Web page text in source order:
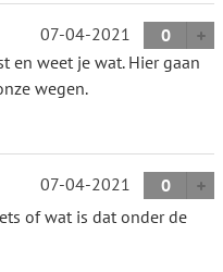
07-04-2021
0
en weet je wat. Hier gaan
wegen.
07-04-2021
0
of wat is dat onder de